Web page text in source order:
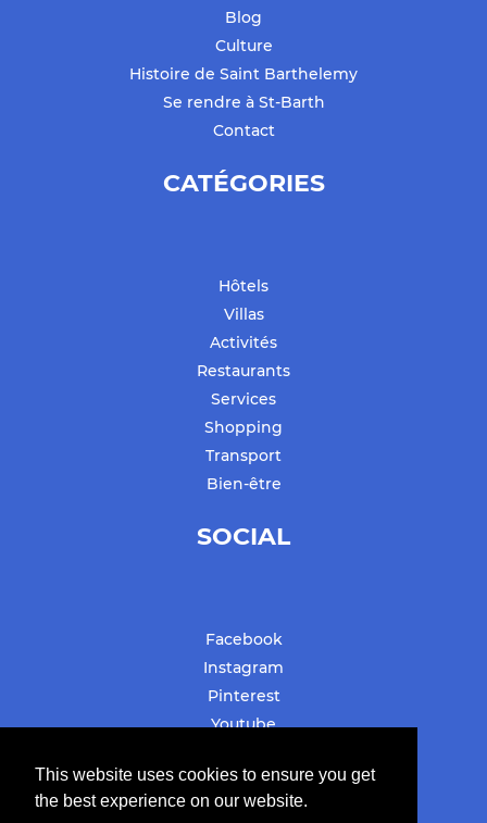
This website uses cookies to ensure you get
the best experience on our website.
Blog
Culture
Histoire de Saint Barthelemy
Se rendre à St-Barth
Contact
CATÉGORIES
Hôtels
Villas
Activités
Restaurants
Services
Shopping
Transport
Bien-être
SOCIAL
Facebook
Instagram
Pinterest
Youtube